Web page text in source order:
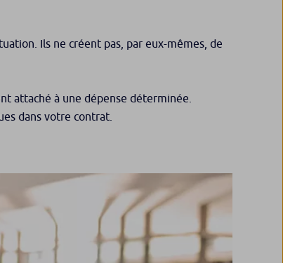
Ils ne créent pas, par eux-mêmes, de
attaché à une dépense déterminée.
dans votre contrat.